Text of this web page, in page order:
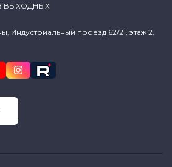
ВЫХОДНЫХ
Индустриальный проезд 62/21, этаж 2,